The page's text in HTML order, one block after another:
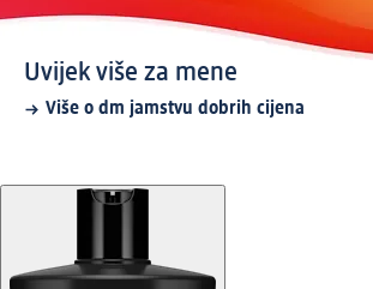
Uvijek više za mene
Više o dm jamstvu dobrih cijena